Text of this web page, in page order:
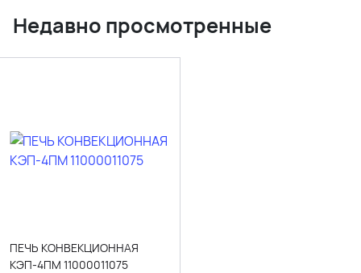
Недавно просмотренные
ПЕЧЬ КОНВЕКЦИОННАЯ
КЭП-4ПМ 11000011075